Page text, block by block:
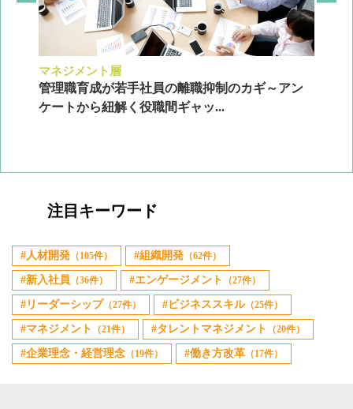
マネジメント層
管理職育成が若手社員の離職抑制のカギ～アン
ケートから紐解く役職間ギャッ...
注目キーワード
人材開発 （105件） 組織開発 （62件）
新入社員 （36件） エンゲージメント （27件）
リーダーシップ（27件） ビジネススキル（25件）
マネジメント （21件） タレントマネジメント （20件）
企業理念・経営理念 （19件） 働き方改革 （17件）